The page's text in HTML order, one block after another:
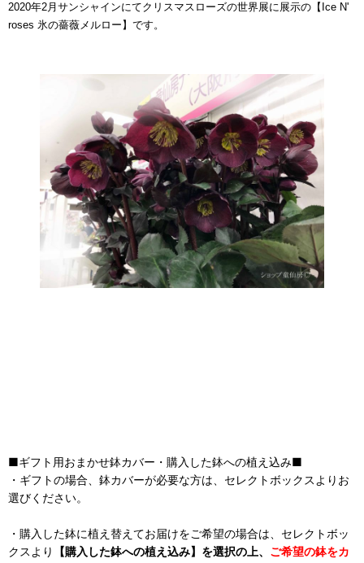
2020年2月サンシャインにてクリスマスローズの世界展に展示の【Ice N'
roses 氷の薔薇メルロー】です。
■ギフト用おまかせ鉢カバー・購入した鉢への植え込み■
・ギフトの場合、鉢カバーが必要な方は、セレクトボックスよりお
選びください。
・購入した鉢に植え替えてお届けをご希望の場合は、セレクトボッ
クスより
【購入した鉢への植え込み】を選択の上、 ご希望の鉢をカ